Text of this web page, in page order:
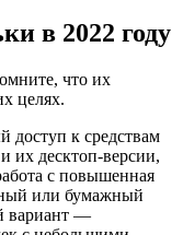
в 2022 году
что их
целях.
доступ к средствам
их десктоп-версии,
с повышенная
или бумажный
вариант —